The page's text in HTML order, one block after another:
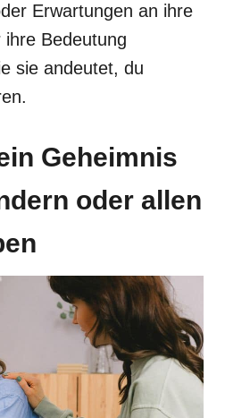
Erwartungen an ihre
Bedeutung
sie andeutet, du
Geheimnis
oder allen